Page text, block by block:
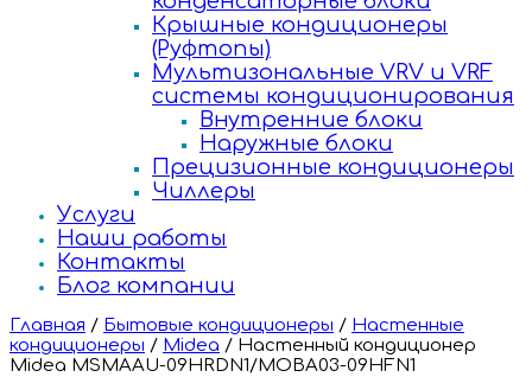
Крышные кондиционеры
(Руфтопы)
Мультизональные VRV и VRF
системы кондиционирования
Внутренние блоки
Наружные блоки
Прецизионные кондиционеры
Чиллеры
Услуги
Наши работы
Контакты
Блог компании
Главная / Бытовые кондиционеры / Настенные
кондиционеры / Midea / Настенный кондиционер
Midea MSMAAU-09HRDN1/MOBA03-09HFN1